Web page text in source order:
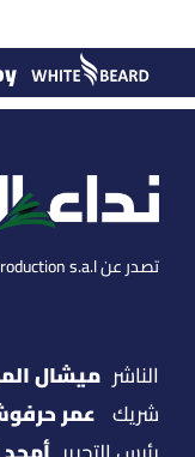
تصدر عن Lebanese Media Production s.a.l
الناشر ميشال
شريك عمر